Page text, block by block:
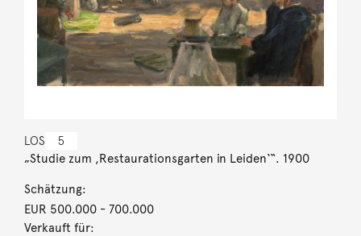
LOS 5
„Studie zum ,Restaurationsgarten in Leiden‘“. 1900
Schätzung:
EUR 500.000- 700.000
Verkauft für: